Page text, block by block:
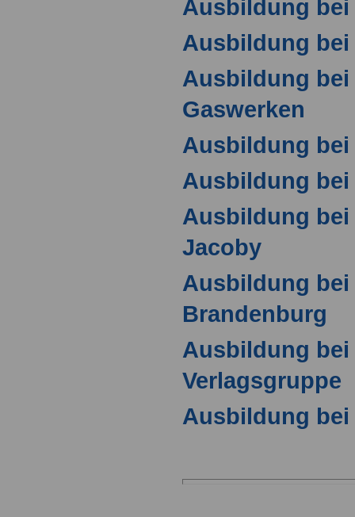
Ausbildung bei
Ausbildung bei
Ausbildung
Gaswerken
Ausbildung bei
Ausbildung
Ausbildung
Jacoby
Ausbildung
Brandenburg
Ausbildung
Verlagsgruppe
Ausbildung bei